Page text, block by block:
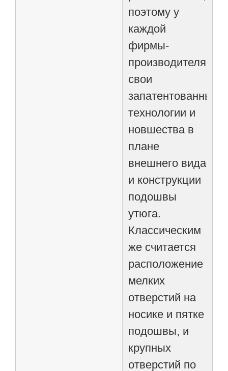
поэтому у
каждой
фирмы-
производителя
свои
запатентованные
технологии и
новшества в
плане
внешнего вида
и конструкции
подошвы
утюга.
Классическим
же считается
расположение
мелких
отверстий на
носике и пятке
подошвы, и
крупных
отверстий по